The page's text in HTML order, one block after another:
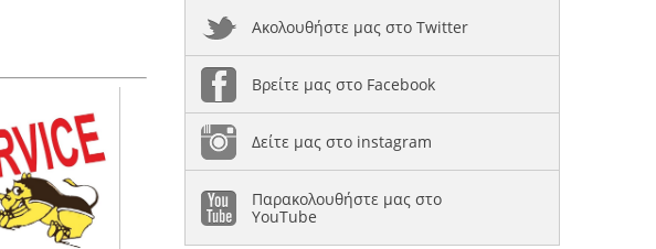
Ακολουθήστε μας στο Twitter
Βρείτε μας στο Facebook
Δείτε μας στο instagram
Παρακολουθήστε μας στο
YouTube